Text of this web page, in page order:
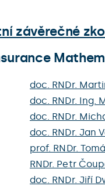
závěrečné
doc. RNDr.
doc. RNDr. Ing.
doc. RNDr.
doc. RNDr. Jan
prof. RNDr.
RNDr. Petr
doc. RNDr. Jiří